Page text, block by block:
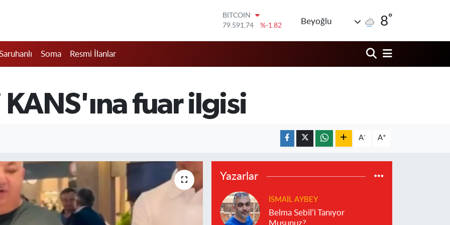
DOLAR
45,43620
%0.02
61,60380
%0.18
BİST100
14.598,00
BITCOIN
Beyoğlu 8°
Soma Resmi İlanlar
fuar ilgisi
A- A+
Yazarlar
İSMAIL AYBEY
Belma Sebil’i Tanıyor